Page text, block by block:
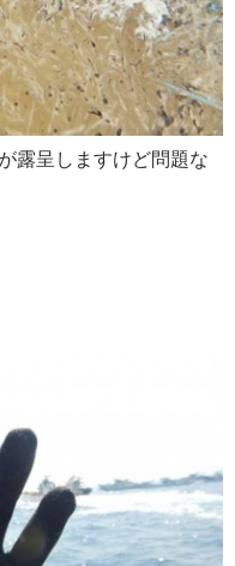
露呈しますけど問題な